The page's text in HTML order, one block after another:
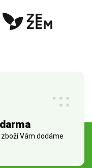
zboží Vám dodáme